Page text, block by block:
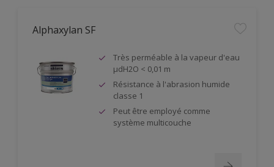
Alphaxylan SF
Très perméable à la vapeur d'eau
µdH2O < 0,01 m
Résistance à l'abrasion humide
classe 1
Peut être employé comme
système multicouche